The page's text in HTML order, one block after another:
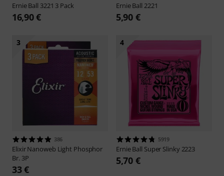
Ernie Ball 3221 3 Pack
16,90 €
Ernie Ball 2221
5,90 €
3
386
ElixirNanoweb Light Phosphor
Br. 3P
33 €
4
5919
Ernie Ball Super Slinky 2223
5,70 €